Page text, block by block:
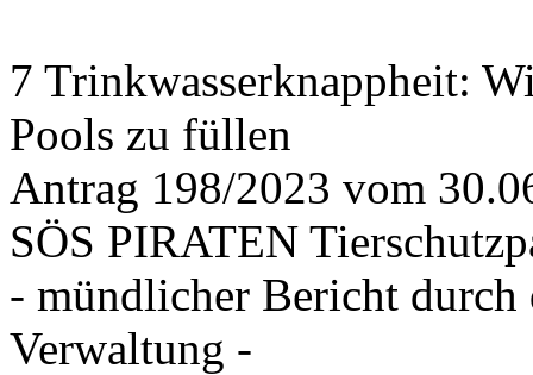
7 Trinkwasserknappheit:
Pools zu füllen
Antrag 198/2023 vom
SÖS PIRATEN
- mündlicher Bericht
Verwaltung -